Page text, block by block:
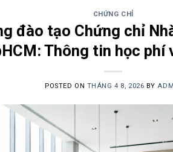
CHỨNG CHỈ
đào tạo Chứng chỉ
Thông tin học
POSTED ON THÁNG 4 8, 2026 BY